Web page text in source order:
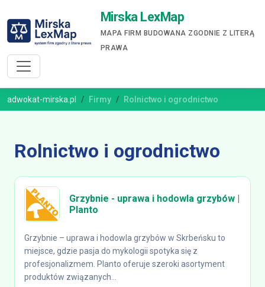
Mirska LexMap
MAPA FIRM BUDOWANA ZGODNIE Z LITERĄ
PRAWA
adwokat-mirska.pl Firmy Rolnictwo i ogrodnictwo
Rolnictwo i ogrodnictwo
Grzybnie - uprawa i hodowla grzybów |
Planto
Grzybnie – uprawa i hodowla grzybów w Skrbeńsku to
miejsce, gdzie pasja do mykologii spotyka się z
profesjonalizmem. Planto oferuje szeroki asortyment
produktów związanych...